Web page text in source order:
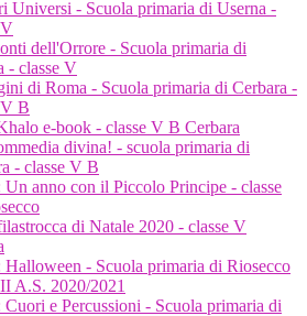
Universi - Scuola primaria di Userna -
V
dell'Orrore - Scuola primaria di
- classe V
di Roma - Scuola primaria di Cerbara -
V B
e-book - classe V B Cerbara
divina! - scuola primaria di
- classe V B
Un anno con il Piccolo Principe - classe
di Natale 2020 - classe V
Halloween - Scuola primaria di Riosecco
A.S. 2020/2021
Cuori e Percussioni - Scuola primaria di